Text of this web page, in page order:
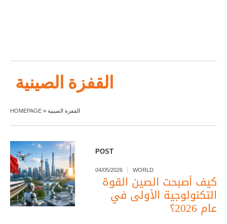
القفزة الصينية
HOMEPAGE » القفزة الصينية
POST
04/05/2026 WORLD
كيف أصبحت الصين القوة
التكنولوجية الأولى في
عام 2026؟